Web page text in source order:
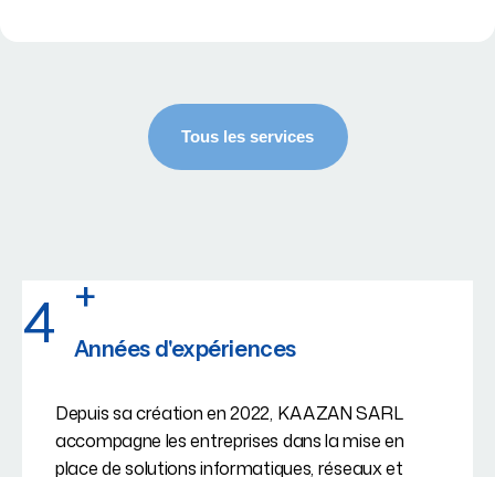
4 +
Années d'expériences
Depuis sa création en 2022, KAAZAN SARL
accompagne les entreprises dans la mise en
place de solutions informatiques, réseaux et